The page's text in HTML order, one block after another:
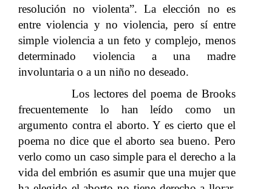
resolución no violenta”. La elección no es
entre violencia y no violencia, pero sí entre
simple violencia a un feto y complejo, menos
determinado violencia a una madre
involuntaria o a un niño no deseado.
Los lectores del poema de Brooks
frecuentemente lo han leído como un
argumento contra el aborto. Y es cierto que el
poema no dice que el aborto sea bueno. Pero
verlo como un caso simple para el derecho a la
vida del embrión es asumir que una mujer que